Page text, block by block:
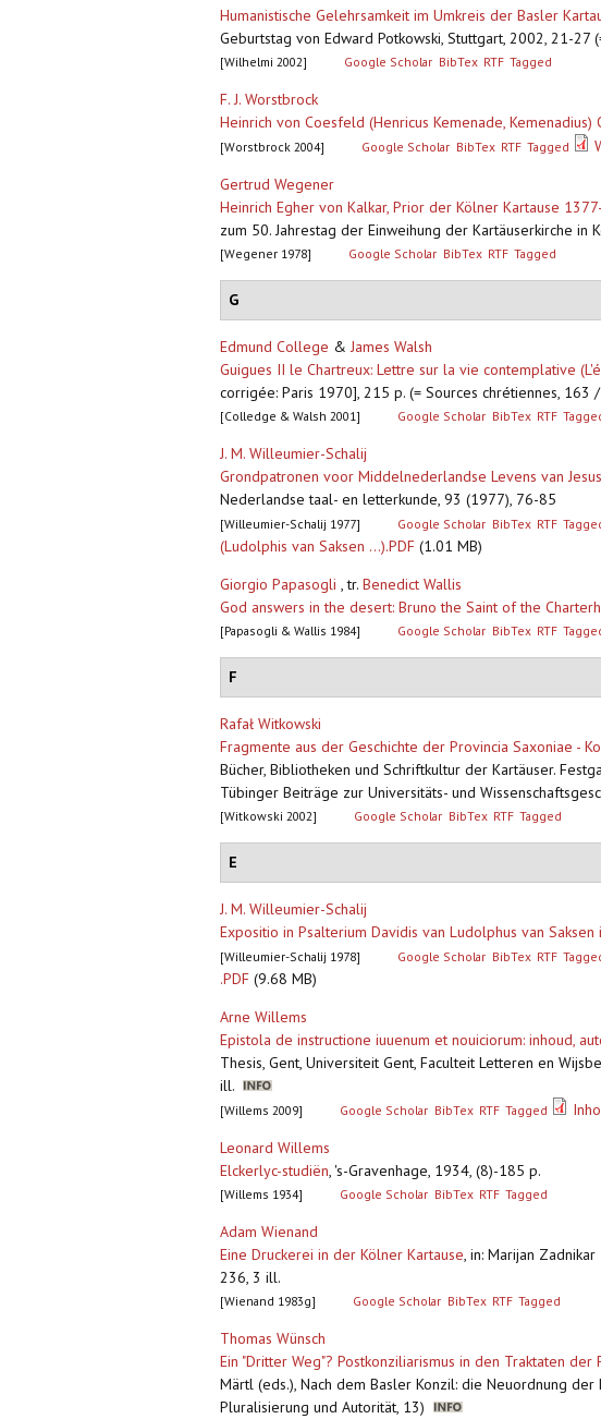
Humanistische Gelehrsamkeit im Umkreis der Basler
Geburtstag von Edward Potkowski, Stuttgart, 2002, 21-27
[Wilhelmi 2002] Google Scholar BibTex RTF Tagged
F. J. Worstbrock
Heinrich von Coesfeld (Henricus Kemenade, Kemenadius)
[Worstbrock 2004] Google Scholar BibTex RTF Tagged
Gertrud Wegener
Heinrich Egher von Kalkar, Prior der Kölner Kartause
zum 50. Jahrestag der Einweihung der Kartäuserkirche
[Wegener 1978] Google Scholar BibTex RTF Tagged
G
Edmund College & James Walsh
Guigues II le Chartreux: Lettre sur la vie contemplative
corrigée: Paris 1970], 215 p. (= Sources chrétiennes,
[Colledge & Walsh 2001] Google Scholar BibTex RTF
J. M. Willeumier-Schalij
Grondpatronen voor Middelnederlandse Levens van
Nederlandse taal- en letterkunde, 93 (1977), 76-85
[Willeumier-Schalij 1977] Google Scholar BibTex RTF
(Ludolphis van Saksen ...).PDF (1.01 MB)
Giorgio Papasogli , tr. Benedict Wallis
God answers in the desert: Bruno the Saint of the
[Papasogli & Wallis 1984] Google Scholar BibTex RTF
F
Rafał Witkowski
Fragmente aus der Geschichte der Provincia Saxoniae -
Bücher, Bibliotheken und Schriftkultur der Kartäuser.
Tübinger Beiträge zur Universitäts- und
[Witkowski 2002] Google Scholar BibTex RTF Tagged
E
J. M. Willeumier-Schalij
Expositio in Psalterium Davidis van Ludolphus van
[Willeumier-Schalij 1978] Google Scholar BibTex RTF
.PDF (9.68 MB)
Arne Willems
Epistola de instructione iuuenum et nouiciorum: inhoud,
Thesis, Gent, Universiteit Gent, Faculteit Letteren en
ill.
[Willems 2009] Google Scholar BibTex RTF Tagged
Leonard Willems
Elckerlyc-studiën, 's-Gravenhage, 1934, (8)-185 p.
[Willems 1934] Google Scholar BibTex RTF Tagged
Adam Wienand
Eine Druckerei in der Kölner Kartause, in: Marijan
236, 3 ill.
[Wienand 1983g] Google Scholar BibTex RTF Tagged
Thomas Wünsch
Ein "Dritter Weg"? Postkonziliarismus in den Traktaten
Märtl (eds.), Nach dem Basler Konzil: die Neuordnung
Pluralisierung und Autorität, 13)